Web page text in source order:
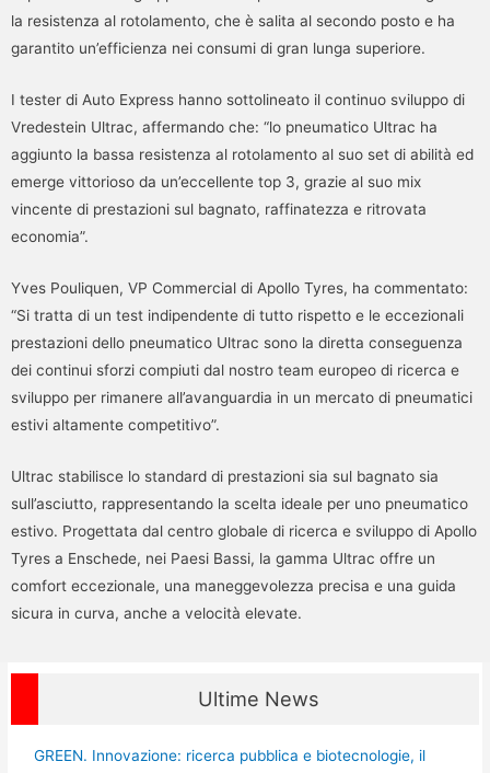
la resistenza al rotolamento, che è salita al secondo posto e ha
garantito un’efficienza nei consumi di gran lunga superiore.
I tester di Auto Express hanno sottolineato il continuo sviluppo di
Vredestein Ultrac, affermando che: “lo pneumatico Ultrac ha
aggiunto la bassa resistenza al rotolamento al suo set di abilità ed
emerge vittorioso da un’eccellente top 3, grazie al suo mix
vincente di prestazioni sul bagnato, raffinatezza e ritrovata
economia”.
Yves Pouliquen, VP Commercial di Apollo Tyres, ha commentato:
“Si tratta di un test indipendente di tutto rispetto e le eccezionali
prestazioni dello pneumatico Ultrac sono la diretta conseguenza
dei continui sforzi compiuti dal nostro team europeo di ricerca e
sviluppo per rimanere all’avanguardia in un mercato di pneumatici
estivi altamente competitivo”.
Ultrac stabilisce lo standard di prestazioni sia sul bagnato sia
sull’asciutto, rappresentando la scelta ideale per uno pneumatico
estivo. Progettata dal centro globale di ricerca e sviluppo di Apollo
Tyres a Enschede, nei Paesi Bassi, la gamma Ultrac offre un
comfort eccezionale, una maneggevolezza precisa e una guida
sicura in curva, anche a velocità elevate.
Ultime News
GREEN. Innovazione: ricerca pubblica e biotecnologie, il